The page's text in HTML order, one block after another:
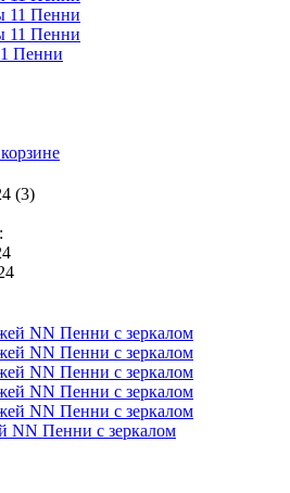
Пенни
(3)
NN Пенни с зеркалом